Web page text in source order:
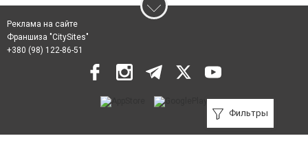
Фильтры
Реклама на сайте
Франшиза "CitySites"
+380 (98) 122-86-51